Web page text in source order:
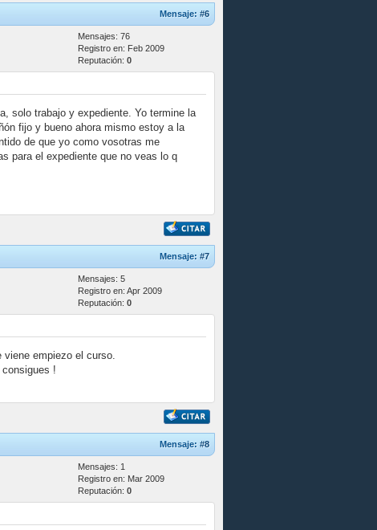
Mensaje: #6
Mensajes: 76
Registro en: Feb 2009
Reputación: 0
solo trabajo y expediente. Yo termine la
fijo y bueno ahora mismo estoy a la
de que yo como vosotras me
para el expediente que no veas lo q
Mensaje: #7
Mensajes: 5
Registro en: Apr 2009
Reputación: 0
empiezo el curso.
!
Mensaje: #8
Mensajes: 1
Registro en: Mar 2009
Reputación: 0